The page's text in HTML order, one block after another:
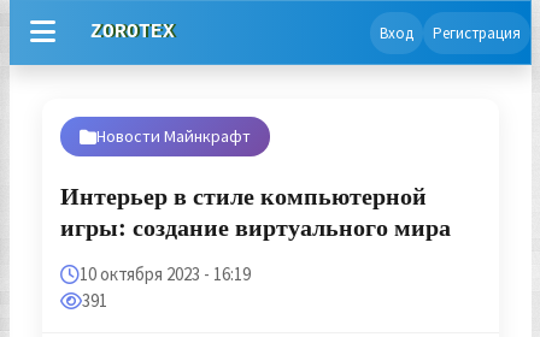
ZOROTEX Вход Регистрация
Новости Майнкрафт
Интерьер в стиле компьютерной
игры: создание виртуального мира
10 октября 2023 - 16:19
391